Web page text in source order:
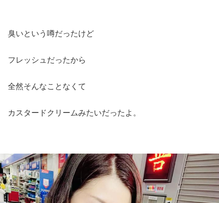
臭いという噂だったけど
フレッシュだったから
全然そんなことなくて
カスタードクリームみたいだったよ。